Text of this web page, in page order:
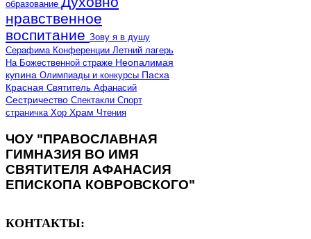
образование
нравственное
воспитание Зову я в душу
Серафима Конференции Летний лагерь
На Божественной страже Неопалимая
купина Олимпиады и конкурсы Пасха
Красная Святитель Афанасий
Сестричество Спектакли Спорт
страничка Хор Храм Чтения
ЧОУ "ПРАВОСЛАВНАЯ
ГИМНАЗИЯ ВО ИМЯ
СВЯТИТЕЛЯ АФАНАСИЯ
ЕПИСКОПА КОВРОВСКОГО"
КОНТАКТЫ: